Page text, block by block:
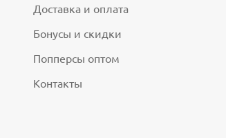
Доставка и оплата
Бонусы и скидки
Попперсы оптом
Контакты